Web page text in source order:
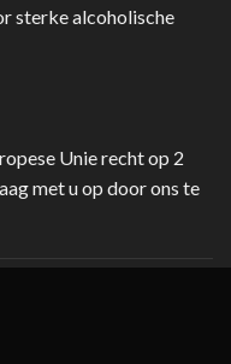
sterke alcoholische
Unie recht op 2
met u op door ons te